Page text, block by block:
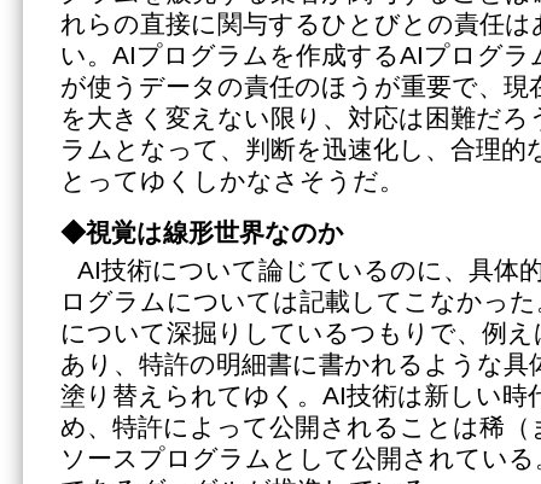
れらの直接に関与するひとびとの責任
い。AIプログラムを作成するAIプログ
が使うデータの責任のほうが重要で、現
を大きく変えない限り、対応は困難だろ
ラムとなって、判断を迅速化し、合理的
とってゆくしかなさそうだ。
◆視覚は線形世界なのか
AI技術について論じているのに、具体
ログラムについては記載してこなかっ
について深掘りしているつもりで、例
あり、特許の明細書に書かれるような具
塗り替えられてゆく。AI技術は新しい時
め、特許によって公開されることは稀
ソースプログラムとして公開されてい